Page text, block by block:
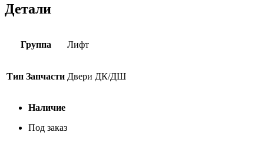
Детали
Группа Лифт
Тип Запчасти Двери ДК/ДШ
Наличие
Под заказ